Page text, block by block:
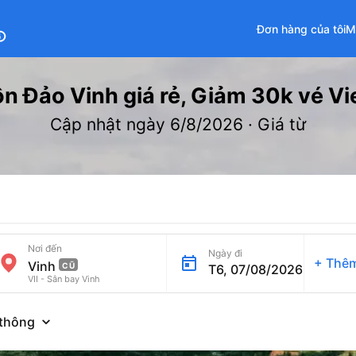
Đơn hàng của tôi
Đảo Vinh giá rẻ, Giảm 30k vé
Cập nhật ngày 6/8/2026 · Giá từ
CŨ
Nơi đến
VII - Sân bay Vinh
Ngày đi
T6, 07/08/2026 +